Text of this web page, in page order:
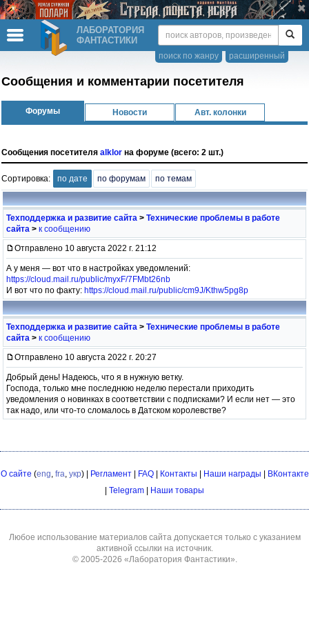
ЛАБОРАТОРИЯ
ФАНТАСТИКИ
расширенный
поиск по жанру
Сообщения и комментарии посетителя
Форумы Новости Авт. колонки
Сообщения посетителя alklor на форуме (всего: 2 шт.)
Сортировка: по дате по форумам по темам
Техподдержка и развитие сайта > Технические проблемы в работе
сайта > к сообщению
Отправлено 10 августа 2022 г. 21:12
А у меня — вот что в настройках уведомлений:
https://cloud.mail.ru/public/myxF/7FMbt26nb
И вот что по факту: https://cloud.mail.ru/public/cm9J/Kthw5pg8p
Техподдержка и развитие сайта > Технические проблемы в работе
сайта > к сообщению
Отправлено 10 августа 2022 г. 20:27
Добрый день! Надеюсь, что я в нужную ветку.
Господа, только мне последнюю неделю перестали приходить
уведомления о новинках в соответствии с подписками? И если нет — это
так надо, или что-то сломалось в Датском королевстве?
О сайте (eng, fra, укр) | Регламент| FAQ| Контакты | Наши награды | ВКонтакте
| Telegram | Наши товары
Любое использование материалов сайта допускается только с указанием
активной ссылки на источник.
© 2005-2026 «Лаборатория Фантастики».